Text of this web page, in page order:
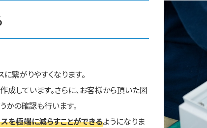
繋がりやすくなります。
しています。さらに、お客様から頂いた図
の確認も行います。
を極端に減らすことができるようになりま